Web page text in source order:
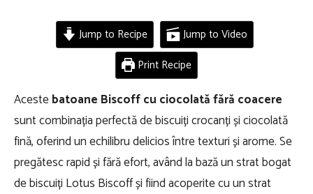
Jump to Recipe
Jump to Video
Print Recipe
Acestebatoane Biscoff cu ciocolată fără coacere
sunt combinația perfectă de biscuiți crocanți și ciocolată
fină, oferind un echilibru delicios între texturi și arome. Se
pregătesc rapid și fără efort, având la bază un strat bogat
de biscuiți Lotus Biscoff și fiind acoperite cu un strat